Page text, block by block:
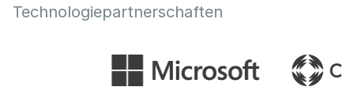
Technologiepartnerschaften